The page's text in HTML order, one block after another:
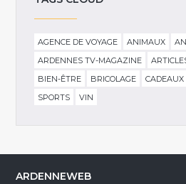
AGENCE DE VOYAGE ANIMAUX
ARDENNES TV-MAGAZINE
BIEN-ÊTRE
BRICOLAGE CADEAUX
SPORTS
VIN
ARDENNEWEB